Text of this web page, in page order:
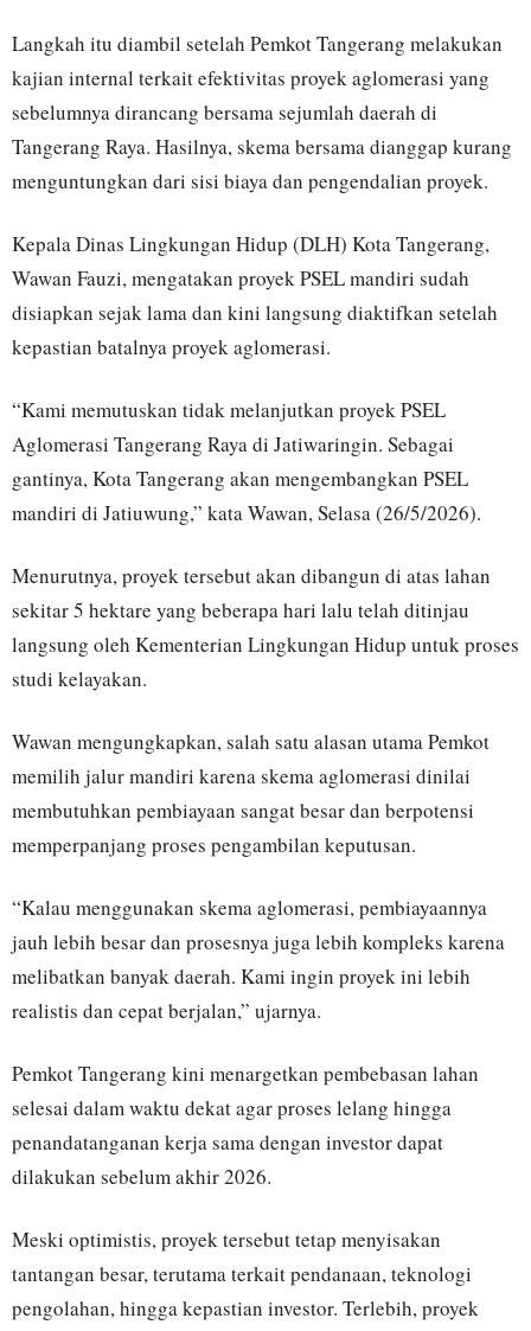
Langkah itu diambil setelah Pemkot Tangerang melakukan
kajian internal terkait efektivitas proyek aglomerasi yang
sebelumnya dirancang bersama sejumlah daerah di
Tangerang Raya. Hasilnya, skema bersama dianggap kurang
menguntungkan dari sisi biaya dan pengendalian proyek.
Kepala Dinas Lingkungan Hidup (DLH) Kota Tangerang,
Wawan Fauzi, mengatakan proyek PSEL mandiri sudah
disiapkan sejak lama dan kini langsung diaktifkan setelah
kepastian batalnya proyek aglomerasi.
“Kami memutuskan tidak melanjutkan proyek PSEL
Aglomerasi Tangerang Raya di Jatiwaringin. Sebagai
gantinya, Kota Tangerang akan mengembangkan PSEL
mandiri di Jatiuwung,” kata Wawan, Selasa (26/5/2026).
Menurutnya, proyek tersebut akan dibangun di atas lahan
sekitar 5 hektare yang beberapa hari lalu telah ditinjau
langsung oleh Kementerian Lingkungan Hidup untuk proses
studi kelayakan.
Wawan mengungkapkan, salah satu alasan utama Pemkot
memilih jalur mandiri karena skema aglomerasi dinilai
membutuhkan pembiayaan sangat besar dan berpotensi
memperpanjang proses pengambilan keputusan.
“Kalau menggunakan skema aglomerasi, pembiayaannya
jauh lebih besar dan prosesnya juga lebih kompleks karena
melibatkan banyak daerah. Kami ingin proyek ini lebih
realistis dan cepat berjalan,” ujarnya.
Pemkot Tangerang kini menargetkan pembebasan lahan
selesai dalam waktu dekat agar proses lelang hingga
penandatanganan kerja sama dengan investor dapat
dilakukan sebelum akhir 2026.
Meski optimistis, proyek tersebut tetap menyisakan
tantangan besar, terutama terkait pendanaan, teknologi
pengolahan, hingga kepastian investor. Terlebih, proyek